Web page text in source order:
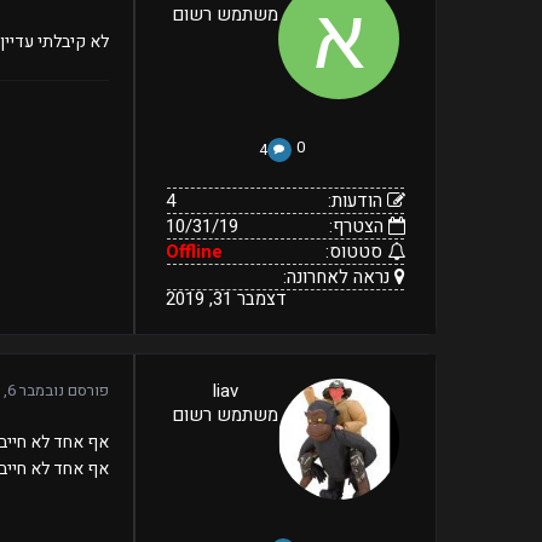
הצטרף:
סטטוס:
Offline
נראה
לאחרונה:
דצמבר
משתמש רשום
0
4
הודעות:
4
הצטרף:
10/31/19
סטטוס:
Offline
נראה לאחרונה:
דצמבר 31, 2019
לא קיבלתי
הודעות:
סטטוס:
Offline
נראה
לאחרונה:
liav
משתמש רשום
פורסם נובמבר 6, 2019
אף אחד לא
אף אחד לא